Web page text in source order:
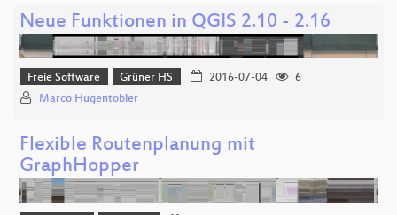
Neue Funktionen in QGIS 2.10 - 2.16
Freie Software Grüner HS 2016-07-04
6
Marco Hugentobler
Flexible Routenplanung mit
GraphHopper